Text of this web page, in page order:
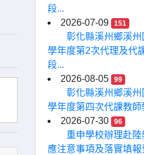
段...
2026-07-09
151
彰化縣溪州鄉溪
學年度第2次代理及代
段...
2026-08-05
99
彰化縣溪州鄉溪
學年度第四次代課教師
2026-07-30
96
重申學校辦理赴
應注意事項及落實填